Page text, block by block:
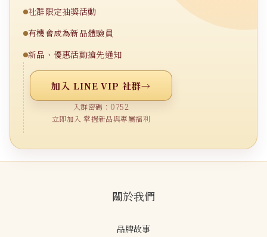
社群限定抽獎活動
有機會成為新品體驗員
新品、優惠活動搶先通知
加入 LINE VIP 社群→
入群密碼：0752
立即加入 掌握新品與專屬福利
關於我們
品牌故事